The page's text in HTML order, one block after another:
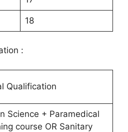
18
:
Qualification
Science + Paramedical
course OR Sanitary